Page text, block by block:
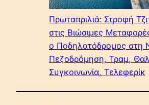
Πρωταπριλιά: Στροφή
στις Βιώσιμες
ο Ποδηλατόδρομος στη
Πεζοδρόμηση, Τραμ,
Συγκοινωνία, Τελεφερίκ